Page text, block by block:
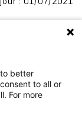
: 01/07/2021
better
to all or
For more